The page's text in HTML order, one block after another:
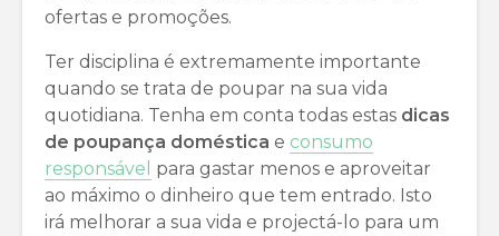
ofertas e promoções.
Ter disciplina é extremamente importante
quando se trata de poupar na sua vida
quotidiana. Tenha em conta todas estas dicas
de poupança doméstica e consumo
responsável para gastar menos e aproveitar
ao máximo o dinheiro que tem entrado. Isto
irá melhorar a sua vida e projectá-lo para um